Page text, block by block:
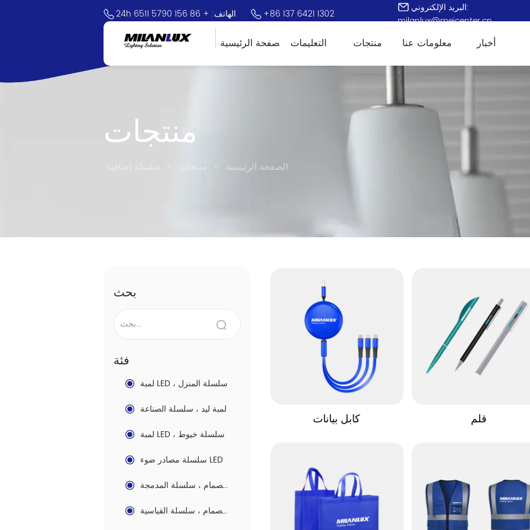
24h الهاتف: + 86 156 5790 6511 +86 137 6421 1302
البريد الإلكتروني:
milanlux@meicenter.cn
الصفحة الرئيسية التعليمات منتجات معلومات عنا أخبار
منتجات
الصفحة الرئيسية > منتجات سلسلة إضافية
بحث
فئة
لمبة LED ، سلسلة المنزل
لمبة ليد ، سلسلة الصناعة
لمبة LED ، سلسلة خيوط
سلسلة مصادر ضوء LED
لوحة الصمام ، سلسلة المدمجة
لوحة الصمام ، سلسلة القياسية
كابل بيانات قلم